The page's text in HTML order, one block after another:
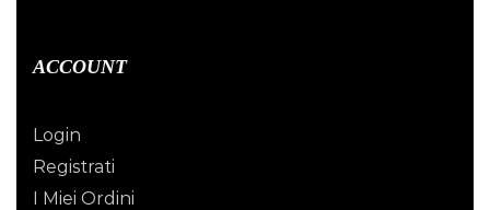
ACCOUNT
Login
Registrati
I Miei Ordini